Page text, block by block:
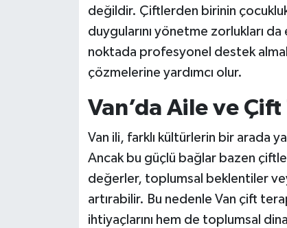
değildir. Çiftlerden birinin
duygularını yönetme zorlukları
noktada profesyonel destek
çözmelerine yardımcı olur.
Van’da Aile ve
Van ili, farklı kültürlerin bir arada
Ancak bu güçlü bağlar bazen
değerler, toplumsal beklentiler
artırabilir. Bu nedenle Van çift
ihtiyaçlarını hem de toplumsal